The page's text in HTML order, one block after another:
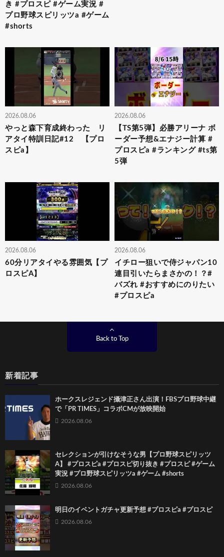
き #プロスピ #ゲーム実況 #
プロ野球スピリッツa #ゲーム
#shorts
2026.08.06
やっと森下育成終わった リ
アタイ特訓日記#12 【プロ
スピa】
2026.08.06
【TS第5弾】必勝アリーナ ボ
ーダー予想&エナジー計算 #
プロスピa #ランキング #ts第
5弾
2026.08.06
60分リアタイやる雰囲気【プ
ロスピA】
2026.08.06
イチロー狙いで侍ジャパン10
連目引いたらまさかの！？#
バズれ #おすすめにのりたい
#プロスピa
Back to Top
新着記事
ホークスレジェンド攝津正さん出演！FBSプロ野球中継
で「PR TIMES」コラボCMが放映開始
2026.08.06
セレクションが引けなそうな男【プロ野球スピリッツ
A】 #プロスピa #プロスピ切り抜き #プロスピ #ゲーム
実況 #プロ野球スピリッツa #ゲーム #shorts
2026.08.06
明日のイベントガチャ更新予想 #プロスピa #プロスピ
2026.08.06